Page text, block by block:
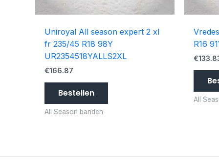
Uniroyal All season expert 2 xl
fr 235/45 R18 98Y
UR2354518YALLS2XL
€166.87
Bestellen
All Season banden
R16
€
All